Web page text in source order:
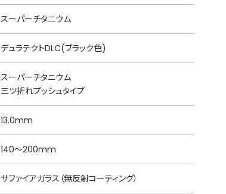
スーパーチタニウム
デュラテクトDLC(ブラック色)
スーパーチタニウム
三ツ折れプッシュタイプ
13.0mm
140～200mm
サファイアガラス（無反射コーティング）